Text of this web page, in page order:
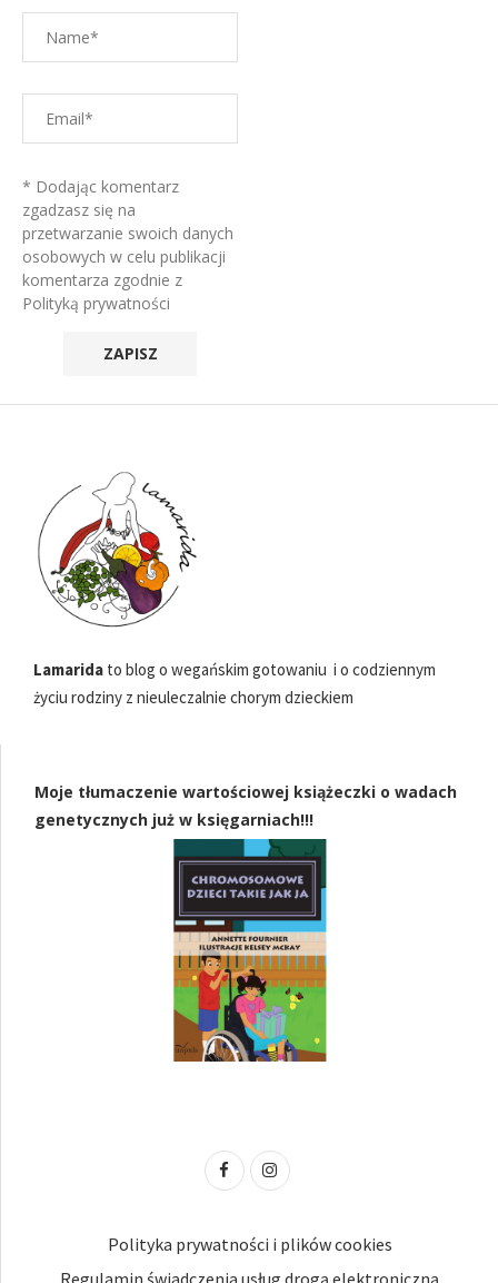
* Dodając komentarz
zgadzasz się na
przetwarzanie swoich danych
osobowych w celu publikacji
komentarza zgodnie z
Polityką prywatności
Lamarida to blog o wegańskim gotowaniu i o codziennym
życiu rodziny z nieuleczalnie chorym dzieckiem
Moje tłumaczenie wartościowej książeczki o wadach
genetycznych już w księgarniach!!!
Polityka prywatności i plików cookies
Regulamin świadczenia usług drogą elektroniczną